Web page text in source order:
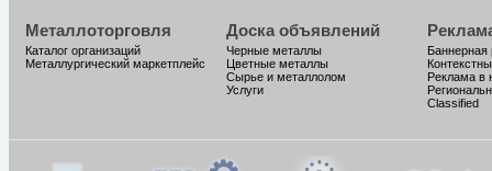
Металлоторговля
Каталог организаций
Металлургический маркетплейс
Доска объявлений
Черные металлы
Цветные металлы
Сырье и металлолом
Услуги
Баннерная
Реклама в
Classified